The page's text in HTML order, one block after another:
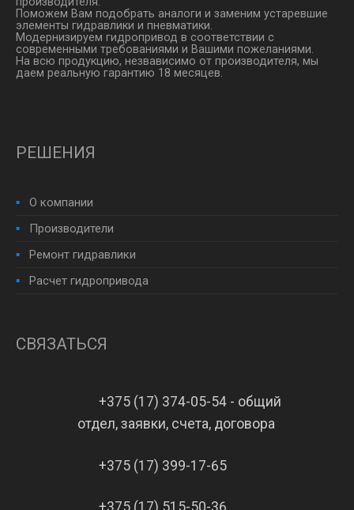
Поможем Вам подобрать аналоги и заменим устаревшие
элементы гидравлики и пневматики.
Модернизируем гидропривод в соответствии с
современными требованиями и Вашими пожеланиями.
На всю продукцию, незвависимо от производителя, мы
даем реальную гарантию 18 месяцев.
РЕШЕНИЯ
О компании
Производители
Ремонт гидравлики
Расчет гидропривода
СВЯЗАТЬСЯ
+375 (17) 374-05-54 - общий
отдел, заявки, счета, договора
+375 (17) 399-17-65